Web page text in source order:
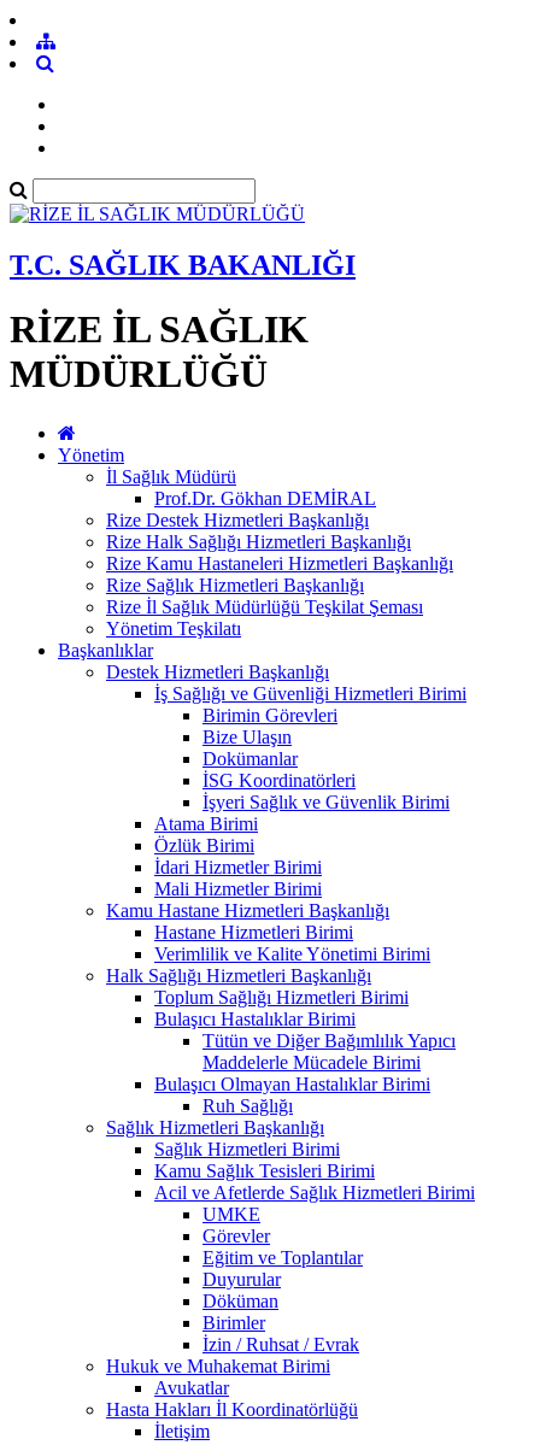
T.C. SAĞLIK BAKANLIĞI
RİZE İL SAĞLIK
MÜDÜRLÜĞÜ
Yönetim
İl Sağlık Müdürü
Prof.Dr. Gökhan DEMİRAL
Rize Destek Hizmetleri Başkanlığı
Rize Halk Sağlığı Hizmetleri Başkanlığı
Rize Kamu Hastaneleri Hizmetleri Başkanlığı
Rize Sağlık Hizmetleri Başkanlığı
Rize İl Sağlık Müdürlüğü Teşkilat Şeması
Yönetim Teşkilatı
Başkanlıklar
Destek Hizmetleri Başkanlığı
İş Sağlığı ve Güvenliği Hizmetleri Birimi
Birimin Görevleri
Bize Ulaşın
Dokümanlar
İSG Koordinatörleri
İşyeri Sağlık ve Güvenlik Birimi
Atama Birimi
Özlük Birimi
İdari Hizmetler Birimi
Mali Hizmetler Birimi
Kamu Hastane Hizmetleri Başkanlığı
Hastane Hizmetleri Birimi
Verimlilik ve Kalite Yönetimi Birimi
Halk Sağlığı Hizmetleri Başkanlığı
Toplum Sağlığı Hizmetleri Birimi
Bulaşıcı Hastalıklar Birimi
Tütün ve Diğer Bağımlılık Yapıcı
Maddelerle Mücadele Birimi
Bulaşıcı Olmayan Hastalıklar Birimi
Ruh Sağlığı
Sağlık Hizmetleri Başkanlığı
Sağlık Hizmetleri Birimi
Kamu Sağlık Tesisleri Birimi
Acil ve Afetlerde Sağlık Hizmetleri Birimi
UMKE
Görevler
Eğitim ve Toplantılar
Duyurular
Döküman
Birimler
İzin / Ruhsat / Evrak
Hukuk ve Muhakemat Birimi
Avukatlar
Hasta Hakları İl Koordinatörlüğü
İletişim